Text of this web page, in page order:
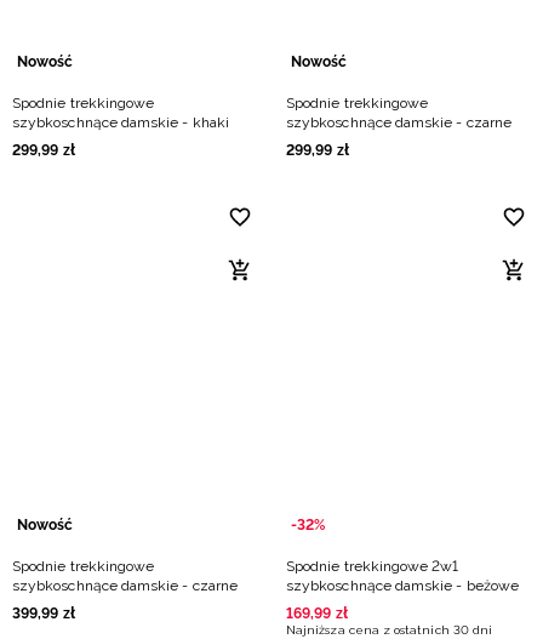
Nowość
Spodnie trekkingowe
szybkoschnące damskie - khaki
299,99 zł
Nowość
Spodnie trekkingowe
szybkoschnące damskie - czarne
299,99 zł
Nowość
Spodnie trekkingowe
szybkoschnące damskie - czarne
399,99 zł
-32%
Spodnie trekkingowe 2w1
szybkoschnące damskie - beżowe
169,99 zł
Najniższa cena z ostatnich 30 dni